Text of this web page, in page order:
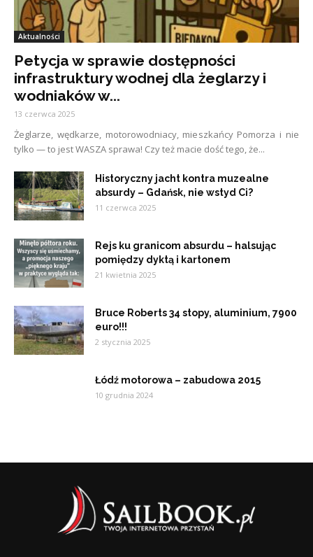
Aktualności
Petycja w sprawie dostępności
infrastruktury wodnej dla żeglarzy i
wodniaków w...
13 czerwca 2025
Żeglarze, wędkarze, motorowodniacy, mieszkańcy Pomorza i nie
tylko — to jest WASZA sprawa! Czy też macie dość tego, że...
Historyczny jacht kontra muzealne
absurdy – Gdańsk, nie wstyd Ci?
11 czerwca 2025
Rejs ku granicom absurdu – halsując
pomiędzy dyktą i kartonem
21 kwietnia 2025
Bruce Roberts 34 stopy, aluminium, 7900
euro!!!
2 stycznia 2025
Łódź motorowa – zabudowa 2015
10 grudnia 2024